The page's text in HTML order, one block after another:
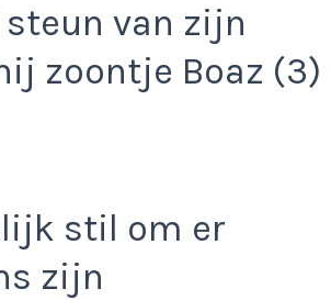
van zijn
zoontje Boaz (3)
stil om er
zijn